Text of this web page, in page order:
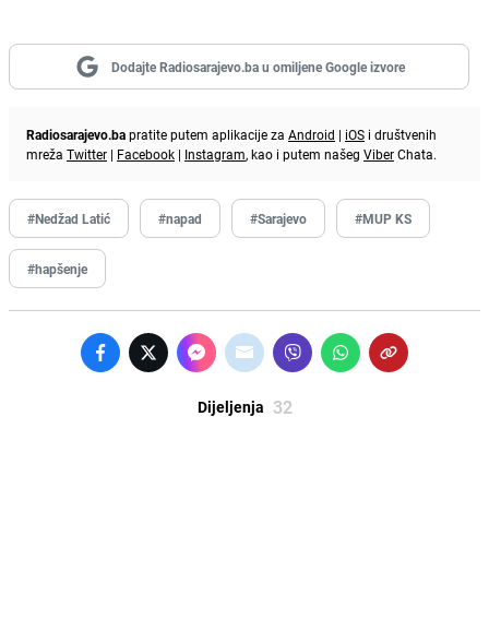
Dodajte Radiosarajevo.ba u omiljene Google izvore
Radiosarajevo.bapratite putem aplikacije za Android | iOS i društvenih
mreža Twitter | Facebook | Instagram, kao i putem našeg ViberChata.
#Nedžad Latić #napad #Sarajevo #MUP KS
#hapšenje
Dijeljenja 32